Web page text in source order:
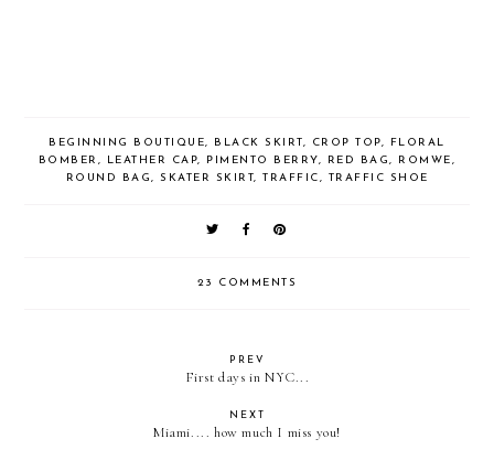
BEGINNING BOUTIQUE, BLACK SKIRT, CROP TOP,
FLORAL
BOMBER , LEATHER CAP, PIMENTO BERRY, RED BAG, ROMWE,
ROUND BAG, SKATER SKIRT, TRAFFIC, TRAFFIC SHOE
23 COMMENTS
PREV
First days in NYC...
NEXT
Miami.... how much I miss you!